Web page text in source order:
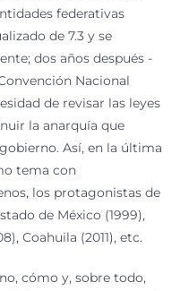
federativas
de 7.3 y se
dos años después -
Nacional
de revisar las leyes
la anarquía que
Así, en la última
tema con
los protagonistas de
de México (1999),
Coahuila (2011), etc.
cómo y, sobre todo,